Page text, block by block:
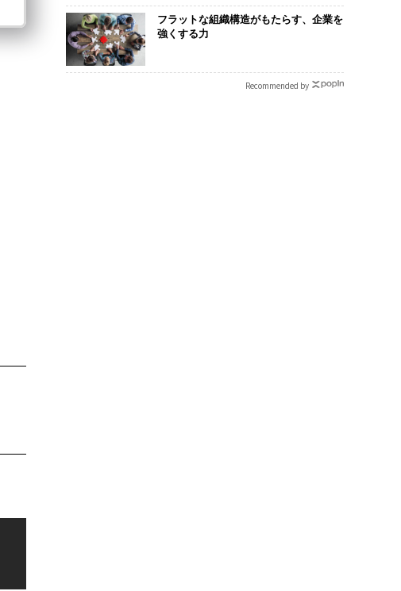
フラットな組織構造がもたらす、企業を
強くする力
Recommended by